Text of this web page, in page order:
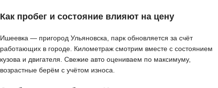
Как пробег и состояние влияют на цену
Ишеевка — пригород Ульяновска, парк обновляется за счёт
работающих в городе. Километраж смотрим вместе с состоянием
кузова и двигателя. Свежие авто оцениваем по максимуму,
возрастные берём с учётом износа.